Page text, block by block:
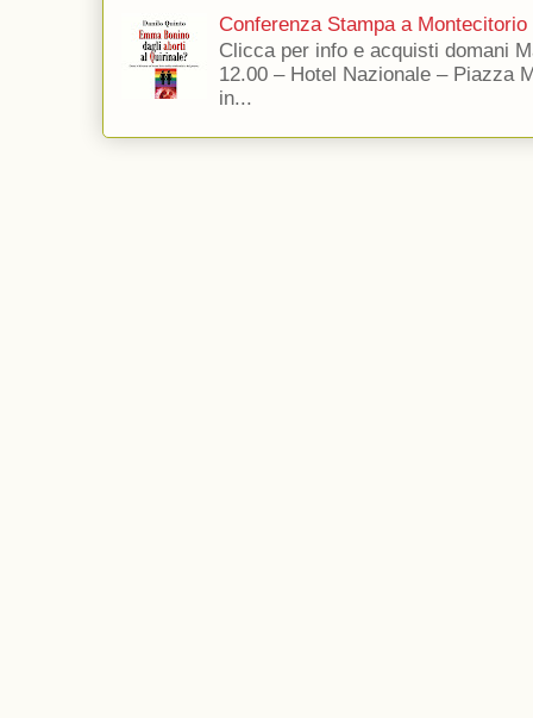
Conferenza Stampa a Montecitorio
Clicca per info e acquisti domani
12.00 – Hotel Nazionale – Piazza
in...